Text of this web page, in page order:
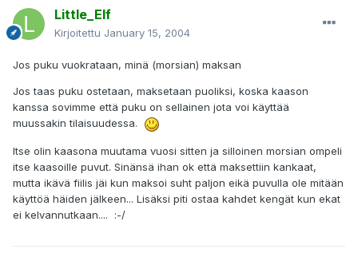
Little_Elf
Kirjoitettu January 15, 2004
Jos puku vuokrataan, minä (morsian) maksan
Jos taas puku ostetaan, maksetaan puoliksi, koska kaason
kanssa sovimme että puku on sellainen jota voi käyttää
muussakin tilaisuudessa.
Itse olin kaasona muutama vuosi sitten ja silloinen morsian ompeli
itse kaasoille puvut. Sinänsä ihan ok että maksettiin kankaat,
mutta ikävä fiilis jäi kun maksoi suht paljon eikä puvulla ole mitään
käyttöä häiden jälkeen... Lisäksi piti ostaa kahdet kengät kun ekat
ei kelvannutkaan.... :-/